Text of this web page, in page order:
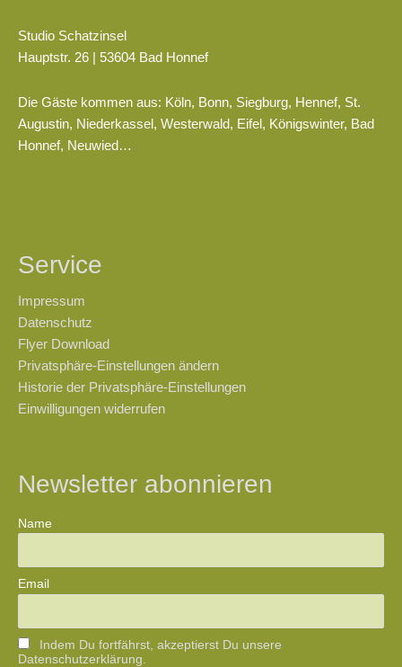
Studio Schatzinsel
Hauptstr. 26 | 53604 Bad Honnef
Die Gäste kommen aus: Köln, Bonn, Siegburg, Hennef, St.
Augustin, Niederkassel, Westerwald, Eifel, Königswinter, Bad
Honnef, Neuwied…
Service
Impressum
Datenschutz
Flyer Download
Privatsphäre-Einstellungen ändern
Historie der Privatsphäre-Einstellungen
Einwilligungen widerrufen
Newsletter abonnieren
Name
Email
Indem Du fortfährst, akzeptierst Du unsere
Datenschutzerklärung.